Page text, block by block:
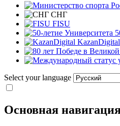
СНГ
FISU
KazanDigital
Select your language
Основная